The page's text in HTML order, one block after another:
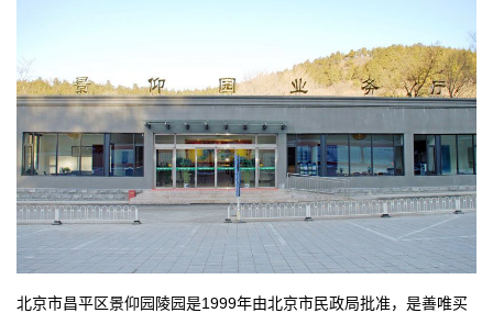
北京市昌平区景仰园陵园是1999年由北京市民政局批准，是善唯买